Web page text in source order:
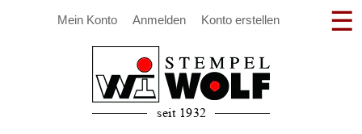
Mein Konto Anmelden Konto erstellen